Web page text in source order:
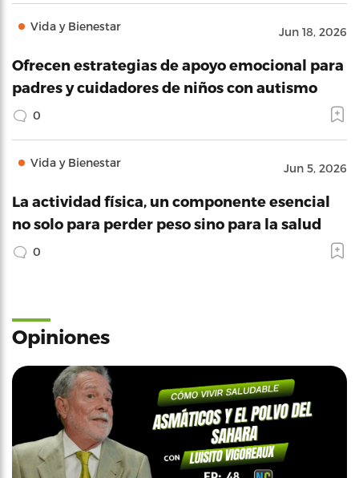
Vida y Bienestar Jun 18, 2026
Ofrecen estrategias de apoyo emocional para
padres y cuidadores de niños con autismo
0
Vida y Bienestar Jun 5, 2026
La actividad física, un componente esencial
no solo para perder peso sino para la salud
0
Opiniones